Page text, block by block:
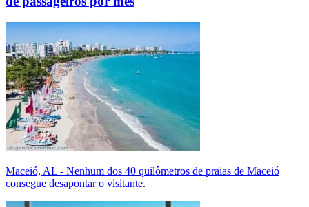
Maceió, AL - Nenhum dos 40 quilômetros de praias de Maceió
consegue desapontar o visitante.